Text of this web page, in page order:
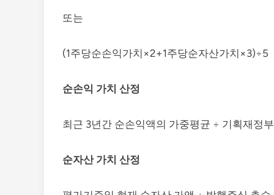
또는
(1주당순손익가치×2+1주당순자산가치×3)÷5
순손익 가치 산정
최근 3년간 순손익액의 가중평균 ÷ 기획재정
순자산 가치 산정